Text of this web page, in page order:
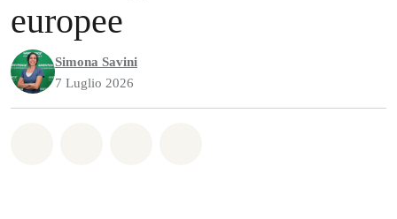
europee
Simona Savini
7 Luglio 2026